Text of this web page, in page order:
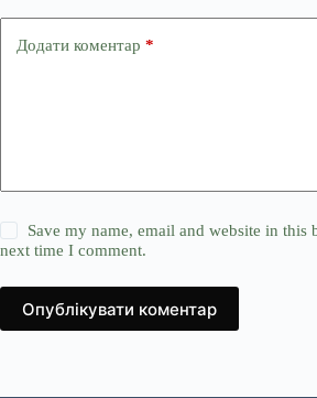
Додати коментар *
Save my name, email and website in this
next time I comment.
Опублікувати коментар